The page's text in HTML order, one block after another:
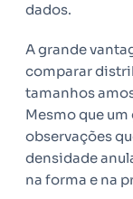
dados.
A grande
comparar
tamanhos
Mesmo que
observações
densidade
na forma e na